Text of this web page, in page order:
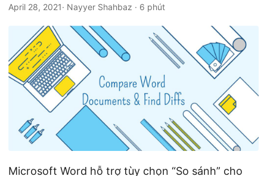
ề
ư
ớ
April 28, 2021· Nayyer Shahbaz · 6 phút
Microsoft Word hỗ trợ tùy chọn “So sánh” cho